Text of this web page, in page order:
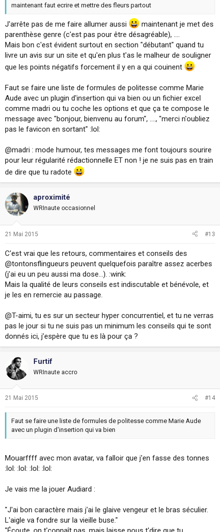
maintenant faut ecrire et mettre des fleurs partout
J'arrête pas de me faire allumer aussi
maintenant je met des
parenthèse genre (c'est pas pour être désagréable), ....
Mais bon c'est évident surtout en section "débutant" quand tu
livre un avis sur un site et qu'en plus t'as le malheur de souligner
que les points négatifs forcement il y en a qui couinent
Faut se faire une liste de formules de politesse comme Marie
Aude avec un plugin d'insertion qui va bien ou un fichier excel
comme madri ou tu coche les options et que ça te compose le
message avec "bonjour, bienvenu au forum", ...., "merci n'oubliez
pas le favicon en sortant" :lol:
@madri : mode humour, tes messages me font toujours sourire
pour leur régularité rédactionnelle ET non ! je ne suis pas en train
de dire que tu radote
aproximité
WRInaute occasionnel
21 Mai 2015 #13
C’est vrai que les retours, commentaires et conseils des
@tontonsflingueurs peuvent quelquefois paraître assez acerbes
(j’ai eu un peu aussi ma dose…). :wink:
Mais la qualité de leurs conseils est indiscutable et bénévole, et
je les en remercie au passage.
@T-aimi, tu es sur un secteur hyper concurrentiel, et tu ne verras
pas le jour si tu ne suis pas un minimum les conseils qui te sont
donnés ici, j’espère que tu es là pour ça ?
Furtif
WRInaute accro
21 Mai 2015 #14
Faut se faire une liste de formules de politesse comme Marie Aude
avec un plugin d'insertion qui va bien
Mouarffff avec mon avatar, va falloir que j'en fasse des tonnes
:lol: :lol: :lol: :lol:
Je vais me la jouer Audiard :
"J'ai bon caractère mais j'ai le glaive vengeur et le bras séculier.
L'aigle va fondre sur la vieille buse."